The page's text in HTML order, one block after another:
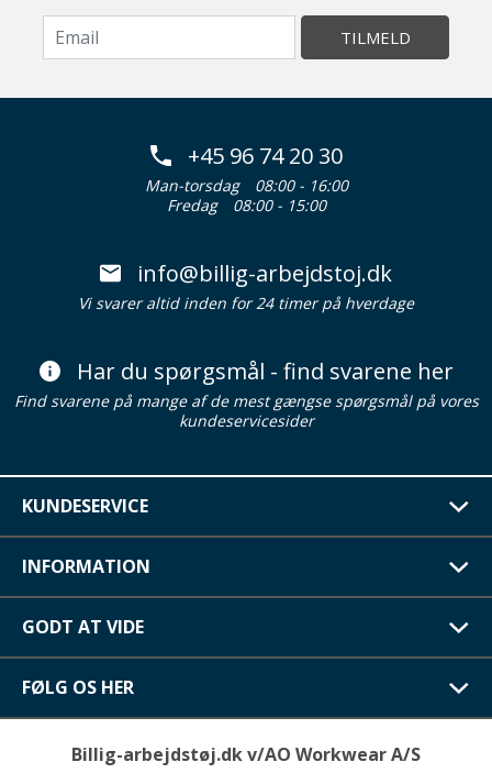
TILMELD
+45 96 74 20 30
Man-torsdag
08:00 - 16:00
Fredag
08:00 - 15:00
info@billig-arbejdstoj.dk
Vi svarer altid inden for 24 timer på hverdage
Har du spørgsmål - find svarene her
Find svarene på mange af de mest gængse spørgsmål på vores
kundeservicesider
KUNDESERVICE
INFORMATION
GODT AT VIDE
FØLG OS HER
Billig-arbejdstøj.dk v/AO Workwear A/S